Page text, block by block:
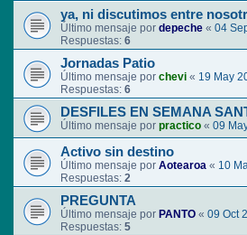
ya, ni discutimos entre
Último mensaje por depeche « 04
Respuestas: 6
Jornadas Patio
Último mensaje por chevi « 19 May
Respuestas: 6
DESFILES EN SEMANA
Último mensaje por practico « 09
Activo sin destino
Último mensaje por Aotearoa « 10
Respuestas: 2
PREGUNTA
Último mensaje por PANTO « 09 Oct
Respuestas: 5